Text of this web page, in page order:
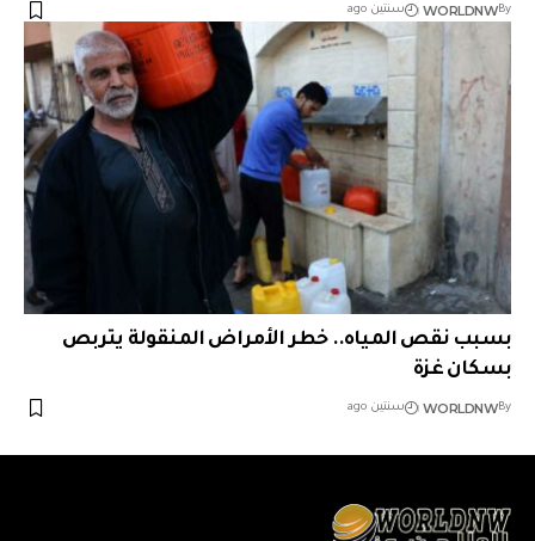
By
WORLDNW سنتين ago
بسبب نقص المياه.. خطر الأمراض المنقولة يتربص
بسكان غزة
By
WORLDNW سنتين ago